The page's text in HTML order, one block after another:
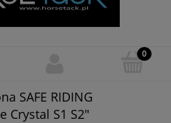
SAFE RIDING
Crystal S1 S2"